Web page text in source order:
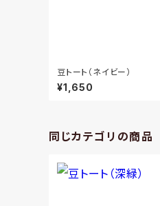
豆トート（ネイビー）
¥1,650
同じカテゴリの商品